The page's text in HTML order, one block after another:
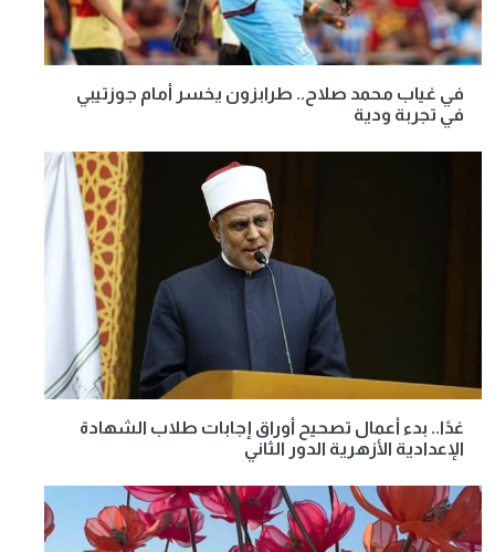
في غياب محمد صلاح.. طرابزون يخسر أمام جوزتيبي
في تجربة ودية
غدًا.. بدء أعمال تصحيح أوراق إجابات طلاب الشهادة
الإعدادية الأزهرية الدور الثاني